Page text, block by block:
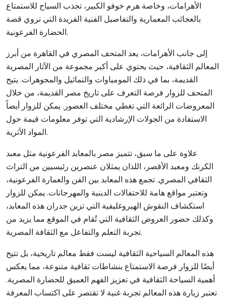
الأهرامات، وخاصة هرم خوفو الكبير، تجذب السياح للاستمتاع
بالعجائب المعمارية والتفاصيل الفنية الفريدة التي تروي قصة
الحضارة الفرعونية.
إلى جانب الأهرامات، يعد المتحف المصري في القاهرة من أبرز
المعالم الثقافية، حيث يحتوي على أكبر مجموعة من الآثار المصرية
القديمة، بما في ذلك المومياوات والتماثيل والمجوهرات. يتيح
المتحف للزوار فرصة التعرف على تاريخ مصر القديمة، من خلال
المعروضات الرائعة التي تغطي مختلف العصور. يمكن للزوار أيضاً
الاستفادة من الجولات الإرشادية التي توفر معلومات قيمة حول
المواد الأثرية.
علاوة على ما سبق، تتميز مصر بالمعابد الفرعونية مثل معبد
الكرنك ومعبد الأقصر، اللذان يمثلان عنصرين رئيسيين من التراث
الثقافي المصري. تجمع هذه المعابد بين الفن والعمارة الفرعونية،
وتعتبر مواقع هامة للاحتفالات الدينية والمهرجانات. يمكن للزوار
استكشاف النقوش الهيروغليفية التي تزين جدران هذه المعابد،
وكذلك حضور العروض الثقافية التي تُقام في الموقع مما يزيد من
تجربة التعلم والتفاعل مع الثقافة المصرية.
هذه المعالم السياحية الثقافية ليست فقط معالم تاريخية، بل تتيح
أيضًا للزوار فرصة الاستمتاع بنشاطات ثقافية متنوعة، مما يعكس
أهمية السياحة الثقافية في تعزيز الفهم العميق للحضارة المصرية.
تعتبر زيارة هذه المعالم تجربة غنية لا تقتصر على اكتساب المعرفة